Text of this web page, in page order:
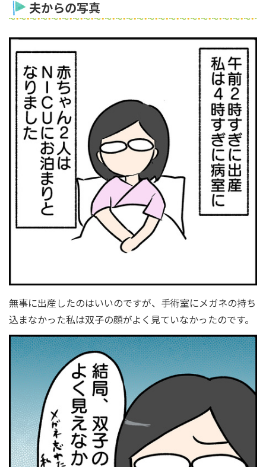
夫からの写真
無事に出産したのはいいのですが、手術室にメガネの持ち
込まなかった私は双子の顔がよく見ていなかったのです。